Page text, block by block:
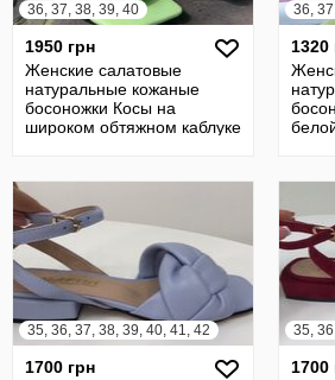
36, 37, 38, 39, 40
1950 грн
Женские салатовые
натуральные кожаные
босоножки Косы на
широком обтяжном каблуке
36,
1320
35, 36, 37, 38, 39, 40, 41, 42
1700 грн
35,
1700